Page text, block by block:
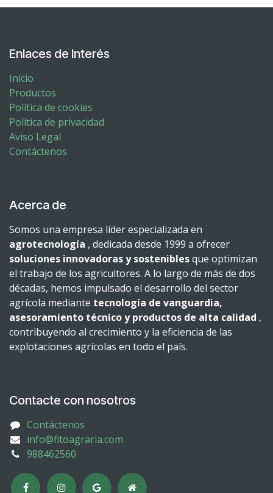
Enlaces de Interés
Inicio
Productos
Política de cookies
Política de privacidad
Aviso Legal
Contáctenos
Acerca de
Somos una empresa líder especializada en
agrotecnología , dedicada desde 1999 a ofrecer
soluciones innovadoras y sosteniblesque optimizan
el trabajo de los agricultores. A lo largo de más de dos
décadas, hemos impulsado el desarrollo del sector
agrícola mediante tecnología de vanguardia,
asesoramiento técnico y productos de alta calidad ,
contribuyendo al crecimiento y la eficiencia de las
explotaciones agrícolas en todo el país.
Contacte con nosotros
Contáctenos
info@fitoagraria.com
988462560